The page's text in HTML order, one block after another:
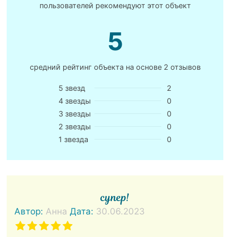
пользователей рекомендуют этот объект
5
средний рейтинг объекта на основе 2 отзывов
5 звезд
2
4 звезды
0
3 звезды
0
2 звезды
0
1 звезда
0
супер!
Автор: Анна Дата: 30.06.2023